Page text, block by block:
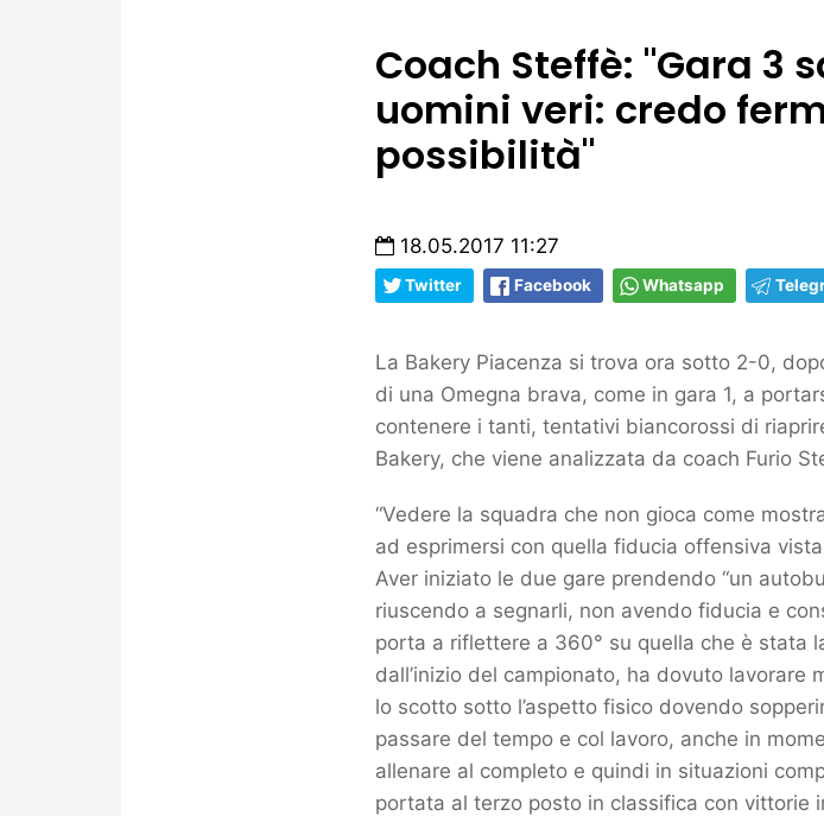
Coach Steffè: "Gara 3
uomini veri: credo
possibilità"
18.05.2017 11:27
Twitter Facebook Whatsapp
La Bakery Piacenza si trova ora sotto 2-0,
di una Omegna brava, come in gara 1, a
contenere i tanti, tentativi biancorossi di
Bakery, che viene analizzata da coach Furio
“Vedere la squadra che non gioca come
ad esprimersi con quella fiducia offensiva
Aver iniziato le due gare prendendo “un
riuscendo a segnarli, non avendo fiducia e
porta a riflettere a 360° su quella che è stata
dall’inizio del campionato, ha dovuto lavorare
lo scotto sotto l’aspetto fisico dovendo
passare del tempo e col lavoro, anche in
allenare al completo e quindi in situazioni
portata al terzo posto in classifica con vittorie